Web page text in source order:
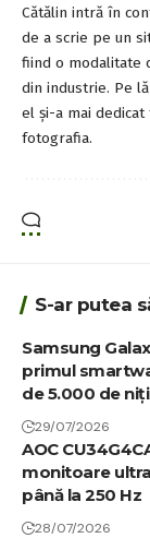
Cătălin intră în
de a scrie pe un
fiind o modalitate
din industrie. Pe
el și-a mai
fotografia.
S-ar putea
Samsung
primul
de 5.000 de niți
29/07/2026
AOC
monitoare
până la 250 Hz
28/07/2026